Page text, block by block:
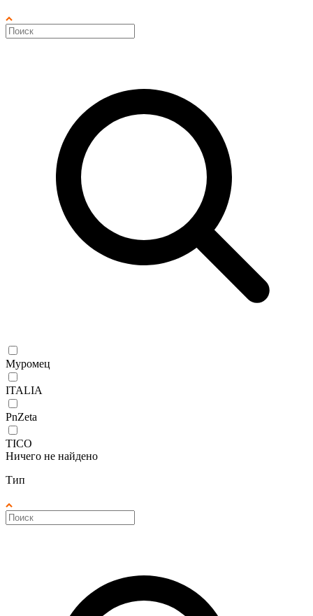
Муромец
ITALIA
PnZeta
TICO
Ничего не найдено
Тип